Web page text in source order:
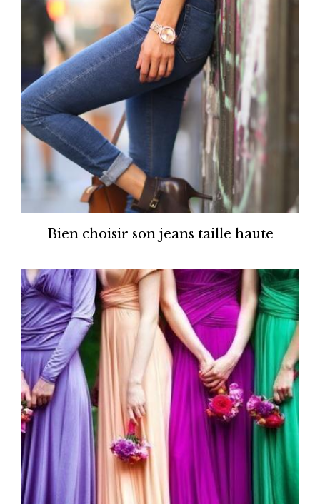
Bien choisir son jeans taille haute